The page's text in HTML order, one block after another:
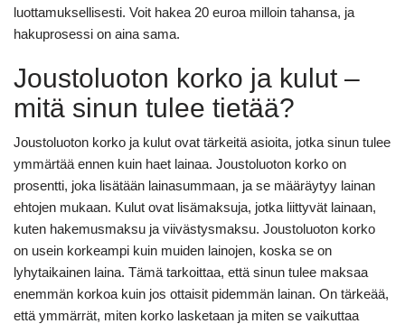
luottamuksellisesti. Voit hakea 20 euroa milloin tahansa, ja
hakuprosessi on aina sama.
Joustoluoton korko ja kulut –
mitä sinun tulee tietää?
Joustoluoton korko ja kulut ovat tärkeitä asioita, jotka sinun tulee
ymmärtää ennen kuin haet lainaa. Joustoluoton korko on
prosentti, joka lisätään lainasummaan, ja se määräytyy lainan
ehtojen mukaan. Kulut ovat lisämaksuja, jotka liittyvät lainaan,
kuten hakemusmaksu ja viivästysmaksu. Joustoluoton korko
on usein korkeampi kuin muiden lainojen, koska se on
lyhytaikainen laina. Tämä tarkoittaa, että sinun tulee maksaa
enemmän korkoa kuin jos ottaisit pidemmän lainan. On tärkeää,
että ymmärrät, miten korko lasketaan ja miten se vaikuttaa